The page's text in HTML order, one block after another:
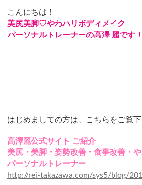
こんにちは！
美尻美脚♡やわハリボディメイク
パーソナルトレーナーの高澤 麗です！
はじめましての方は、こちらをご覧下
高澤麗公式サイト ご紹介
美尻・美脚・姿勢改善・食事改善・
パーソナルトレーナー
http://rei-takazawa.com/sys5/blog/